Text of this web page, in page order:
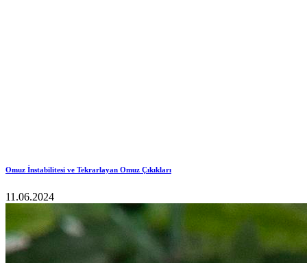
Omuz İnstabilitesi ve Tekrarlayan Omuz Çıkıkları
11.06.2024